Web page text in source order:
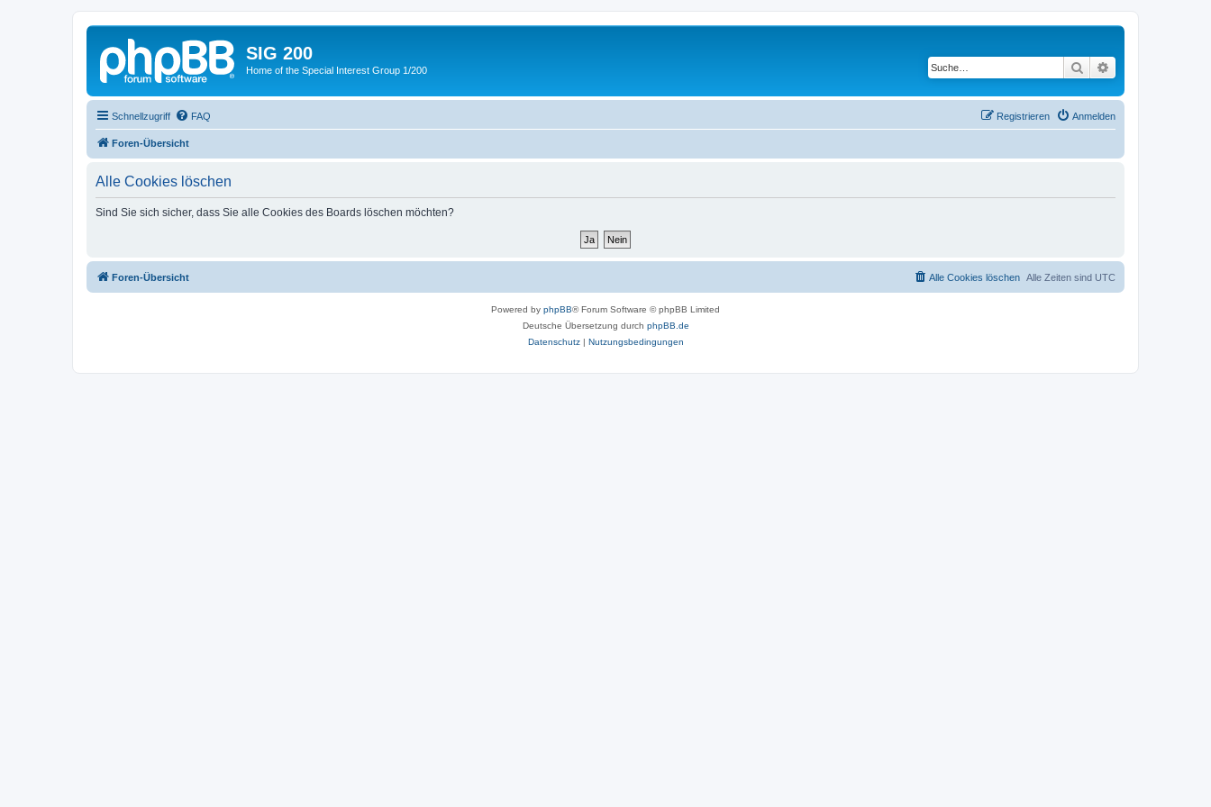
SIG 200
Home of the Special Interest Group 1/200 Suche
Schnellzugriff FAQ Anmelden
Registrieren
Foren-Übersicht
Alle Cookies löschen
Sind Sie sich sicher, dass Sie alle Cookies des Boards löschen möchten?
Foren-Übersicht Alle Zeiten sind UTC
Alle Cookies löschen
Powered by phpBB® Forum Software © phpBB Limited
Deutsche Übersetzung durch phpBB.de
Datenschutz| Nutzungsbedingungen